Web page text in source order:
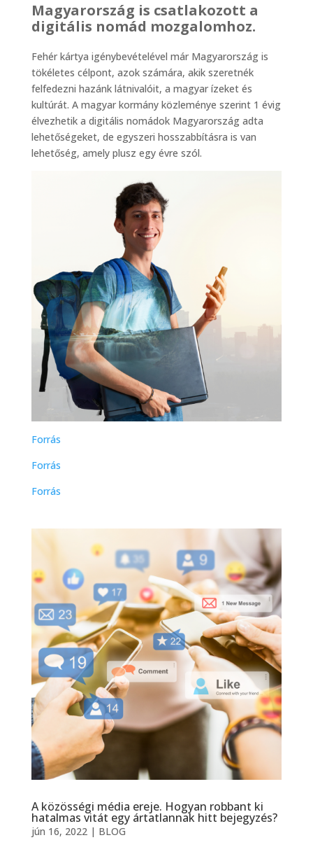
Magyarország is csatlakozott a
digitális nomád mozgalomhoz.
Fehér kártya igénybevételével már Magyarország is
tökéletes célpont, azok számára, akik szeretnék
felfedezni hazánk látnivalóit, a magyar ízeket és
kultúrát. A magyar kormány közleménye szerint 1 évig
élvezhetik a digitális nomádok Magyarország adta
lehetőségeket, de egyszeri hosszabbításra is van
lehetőség, amely plusz egy évre szól.
Forrás
Forrás
Forrás
A közösségi média ereje. Hogyan robbant ki
hatalmas vitát egy ártatlannak hitt bejegyzés?
jún 16, 2022| BLOG